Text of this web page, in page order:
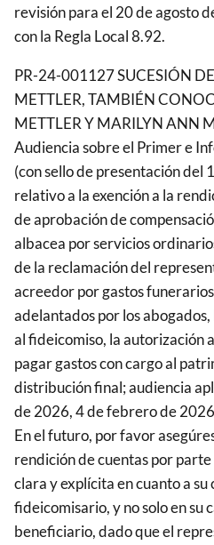
revisión para el 20 de agosto
con la Regla Local 8.92.
PR-24-001127 SUCESIÓN
METTLER, TAMBIÉN
METTLER Y MARILYN ANN
Audiencia sobre el Primer e
(con sello de presentación del
relativo a la exención a la
de aprobación de
albacea por servicios
de la reclamación del
acreedor por gastos
adelantados por los
al fideicomiso, la autorización
pagar gastos con cargo al
distribución final; audiencia
de 2026, 4 de febrero de
En el futuro, por favor
rendición de cuentas por
clara y explícita en cuanto a su
fideicomisario, y no solo en su
beneficiario, dado que el